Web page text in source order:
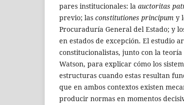
pares institucionales: la auctoritas
previo; las constitutiones principum y
Procuraduría General del Estado; y
en estados de excepción. El estudio
constitucionalistas, junto con la
Watson, para explicar cómo los
estructuras cuando estas resultan
que en ambos contextos existen
producir normas en momentos